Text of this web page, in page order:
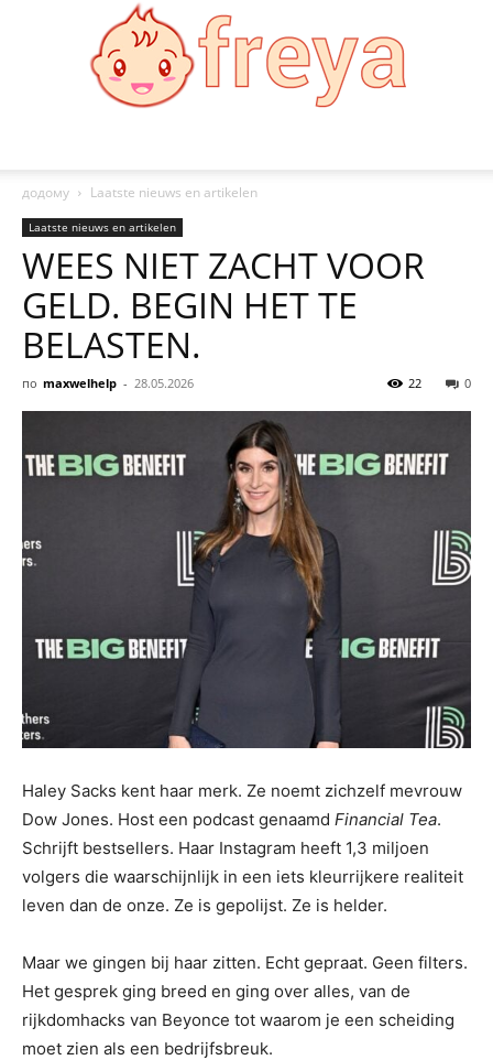
додому
Laatste nieuws en artikelen
Laatste nieuws en artikelen
WEES NIET ZACHT VOOR
GELD. BEGIN HET TE
BELASTEN.
по maxwelhelp - 28.05.2026 0
22
Haley Sacks kent haar merk. Ze noemt zichzelf mevrouw
Dow Jones. Host een podcast genaamd Financial Tea.
Schrijft bestsellers. Haar Instagram heeft 1,3 miljoen
volgers die waarschijnlijk in een iets kleurrijkere realiteit
leven dan de onze. Ze is gepolijst. Ze is helder.
Maar we gingen bij haar zitten. Echt gepraat. Geen filters.
Het gesprek ging breed en ging over alles, van de
rijkdomhacks van Beyonce tot waarom je een scheiding
moet zien als een bedrijfsbreuk.